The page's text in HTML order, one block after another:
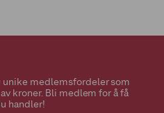
unike medlemsfordeler som
kroner. Bli medlem for å få
handler!